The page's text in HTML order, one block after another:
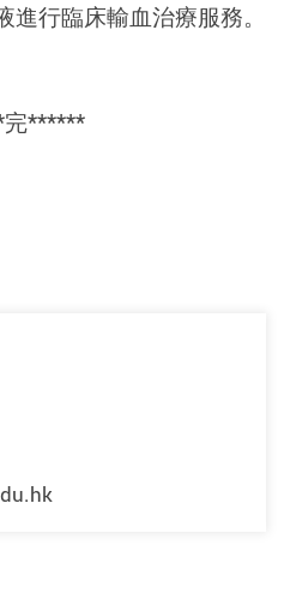
行臨床輸血治療服務。
******